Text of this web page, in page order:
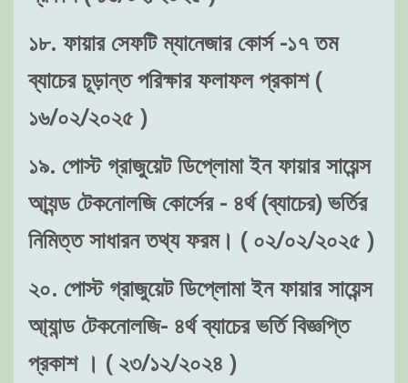
১৮. ফায়ার সেফটি ম্যানেজার কোর্স -১৭ তম
ব্যাচের চূড়ান্ত পরিক্ষার ফলাফল প্রকাশ (
১৬/০২/২০২৫ )
১৯. পোস্ট গ্রাজুয়েট ডিপ্লোমা ইন ফায়ার সায়েন্স
আ্যন্ড টেকনোলজি কোর্সের - ৪র্থ (ব্যাচের) ভর্তির
নিমিত্ত সাধারন তথ্য ফরম। ( ০২/০২/২০২৫ )
২০. পোস্ট গ্রাজুয়েট ডিপ্লোমা ইন ফায়ার সায়েন্স
আ্যান্ড টেকনোলজি- ৪র্থ ব্যাচের ভর্তি বিজ্ঞপ্তি
প্রকাশ । ( ২৩/১২/২০২৪ )